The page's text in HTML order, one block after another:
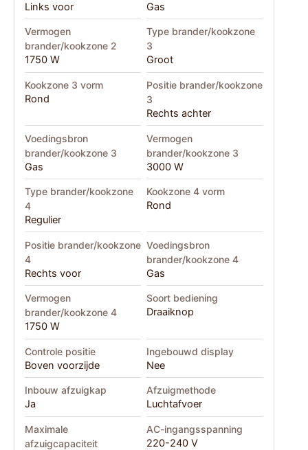
Links voor Gas
Vermogen
brander/kookzone 2
1750 W
Type brander/kookzone
3
Groot
Kookzone 3 vorm
Rond
Positie brander/kookzone
3
Rechts achter
Voedingsbron
brander/kookzone 3
Gas
Vermogen
brander/kookzone 3
3000 W
Type brander/kookzone
4
Regulier
Kookzone 4 vorm
Rond
Positie brander/kookzone
4
Rechts voor
Voedingsbron
brander/kookzone 4
Gas
Vermogen
brander/kookzone 4
1750 W
Soort bediening
Draaiknop
Controle positie
Boven voorzijde
Ingebouwd display
Nee
Inbouw afzuigkap
Ja
Afzuigmethode
Luchtafvoer
Maximale
afzuigcapaciteit
AC-ingangsspanning
220-240 V